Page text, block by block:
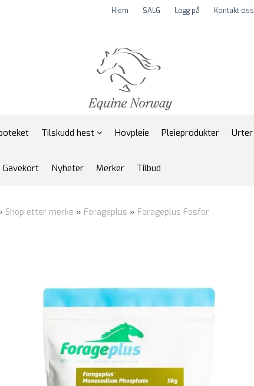
Hjem SALG Logg på Kontakt oss
Tilskudd hest Hovpleie Pleieprodukter Urter
Gavekort Nyheter Merker Tilbud
Shop etter merke » Forageplus » Forageplus Fosfor